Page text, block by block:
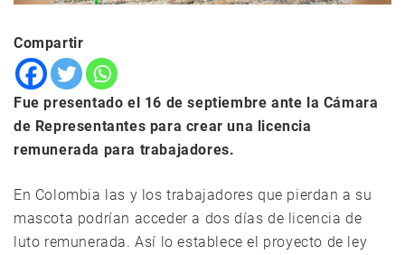
Compartir
Fue presentado el 16 de septiembre ante la Cámara
de Representantes para crear una licencia
remunerada para trabajadores.
En Colombia las y los trabajadores que pierdan a su
mascota podrían acceder a dos días de licencia de
luto remunerada. Así lo establece el proyecto de ley